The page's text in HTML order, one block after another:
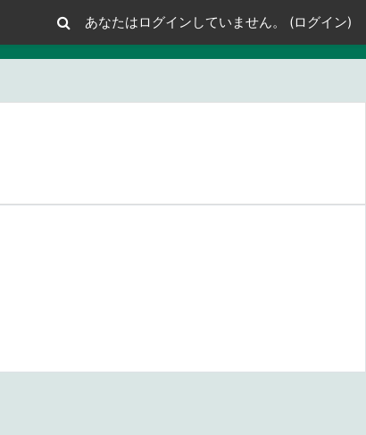
あなたはログインしていません。 (ログイン)